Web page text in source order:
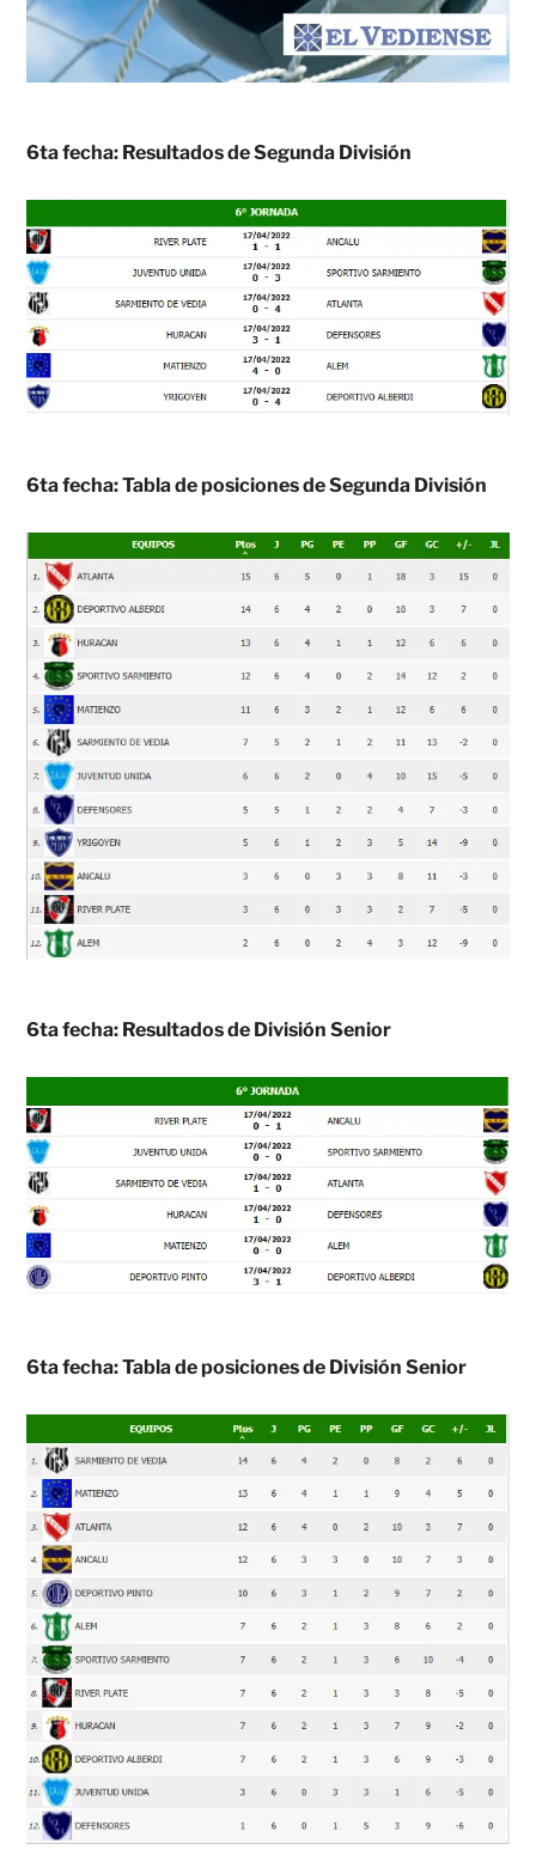
6ta fecha: Resultados de Segunda División
6ta fecha: Tabla de posiciones de Segunda División
6ta fecha: Resultados de División Senior
6ta fecha: Tabla de posiciones de División Senior